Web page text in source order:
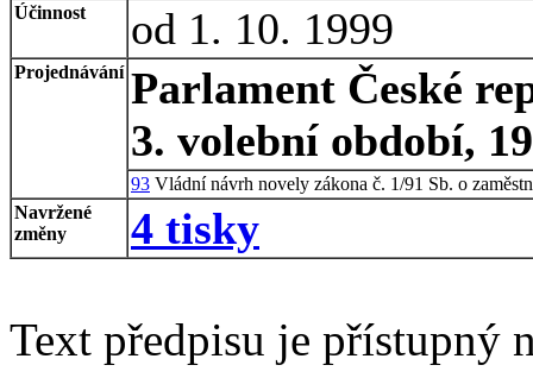
Účinnost od 1. 10. 1999
Projednávání Parlament České
3. volební období,
93 Vládní návrh novely zákona č. 1/91 Sb. o
Navržené
změny
4 tisky
Text předpisu je přístupný